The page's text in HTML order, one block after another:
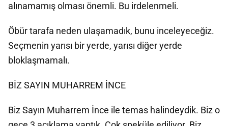
alınamamış olması önemli. Bu irdelenmeli.
Öbür tarafa neden ulaşamadık, bunu inceleyeceğiz.
Seçmenin yarısı bir yerde, yarısı diğer yerde
bloklaşmamalı.
BİZ SAYIN MUHARREM İNCE
Biz Sayın Muharrem İnce ile temas halindeydik. Biz o